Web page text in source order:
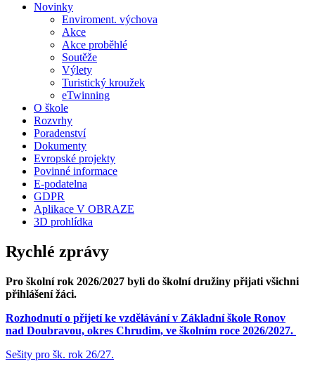
Novinky
Enviroment. výchova
Akce
Akce proběhlé
Soutěže
Výlety
Turistický kroužek
eTwinning
O škole
Rozvrhy
Poradenství
Dokumenty
Evropské projekty
Povinné informace
E-podatelna
GDPR
Aplikace V OBRAZE
3D prohlídka
Rychlé zprávy
Pro školní rok 2026/2027 byli do školní družiny přijati všichni
přihlášení žáci.
Rozhodnutí o přijetí ke vzdělávání v Základní škole Ronov
nad Doubravou, okres Chrudim, ve školním roce 2026/2027.
Sešity pro šk. rok 26/27.